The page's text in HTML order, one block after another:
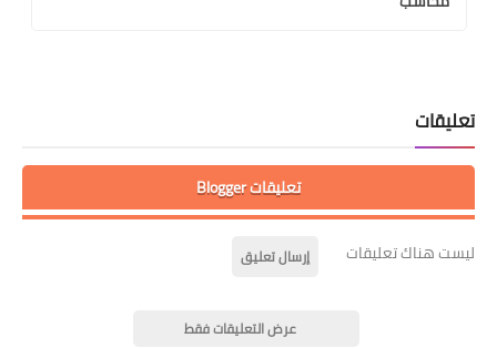
تعليقات
تعليقات Blogger
ليست هناك تعليقات إرسال تعليق
عرض التعليقات فقط